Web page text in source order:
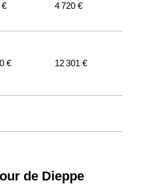
€ 4 720 €
€ 12 301 €
de Dieppe